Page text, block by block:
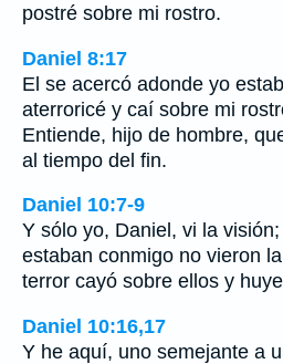
postré sobre mi rostro.
Daniel 8:17
El se acercó adonde yo
aterroricé y caí sobre mi
Entiende, hijo de hombre,
al tiempo del fin.
Daniel 10:7-9
Y sólo yo, Daniel, vi la
estaban conmigo no vieron
terror cayó sobre ellos y
Daniel 10:16,17
Y he aquí, uno semejante a